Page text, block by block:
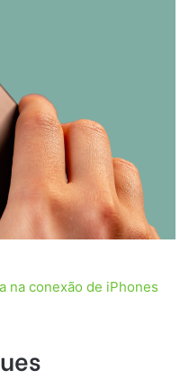
na conexão de iPhones